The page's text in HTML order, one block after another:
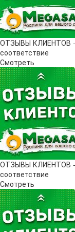
ОТЗЫВЫ КЛИЕНТОВ -
соответствие
Смотреть
ОТЗЫВЫ КЛИЕНТОВ
соответствие
Смотреть